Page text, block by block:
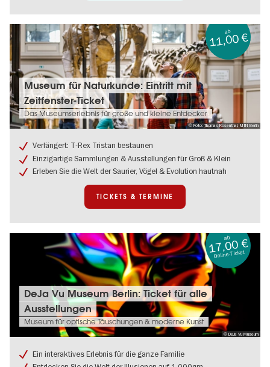
© Foto: Thomas Rosenthal, MfN Berlin
Tickets
&
Termine:
Museum
für
Eintritt
mit
Zeitfenster-
Ticket
Museum für Naturkunde: Eintritt mit
Zeitfenster-Ticket
Das Museumserlebnis für große und kleine Entdecker
ab
11,00 €
Verlängert: T-Rex Tristan bestaunen
Einzigartige Sammlungen & Ausstellungen für Groß & Klein
Erleben Sie die Welt der Saurier, Vögel & Evolution hautnah
TICKETS & TERMINE
© DeJa Vu Museum
Tickets
&
Termine:
DeJa
Berlin:
Ticket
DeJa Vu Museum Berlin: Ticket für alle
Ausstellungen
Museum für optische Täuschungen & moderne Kunst
ab
17,00 €
Online-Ticket
Ein interaktives Erlebnis für die ganze Familie